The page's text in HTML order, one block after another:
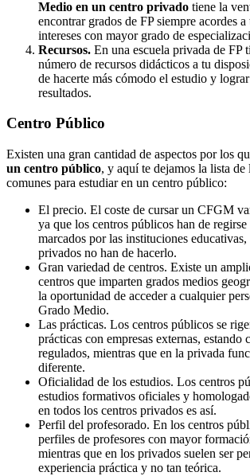
Medio en un centro privado tiene la
encontrar grados de FP siempre acordes a
intereses con mayor grado de
Recursos. En una escuela privada de FP
número de recursos didácticos a tu
de hacerte más cómodo el estudio y
resultados.
Centro Público
Existen una gran cantidad de aspectos por los
un centro público, y aquí te dejamos la lista de
comunes para estudiar en un centro público:
El precio. El coste de cursar un CFGM
ya que los centros públicos han de
marcados por las instituciones
privados no han de hacerlo.
Gran variedad de centros. Existe un
centros que imparten grados medios
la oportunidad de acceder a cualquier
Grado Medio.
Las prácticas. Los centros públicos se
prácticas con empresas externas, estando
regulados, mientras que en la privada
diferente.
Oficialidad de los estudios. Los centros
estudios formativos oficiales y
en todos los centros privados es así.
Perfil del profesorado. En los centros
perfiles de profesores con mayor
mientras que en los privados suelen ser
experiencia práctica y no tan teórica.